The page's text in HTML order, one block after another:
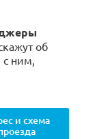
об
с ним,
и схема